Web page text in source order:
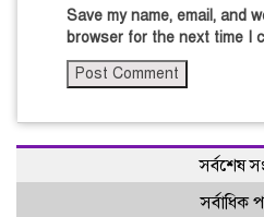
Save my name, email, and
browser for the next time I
সর্বশেষ
সর্বাধিক